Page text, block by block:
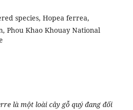
species, Hopea ferrea,
Phou Khao Khouay National
là một loài cây gỗ quý đang đối